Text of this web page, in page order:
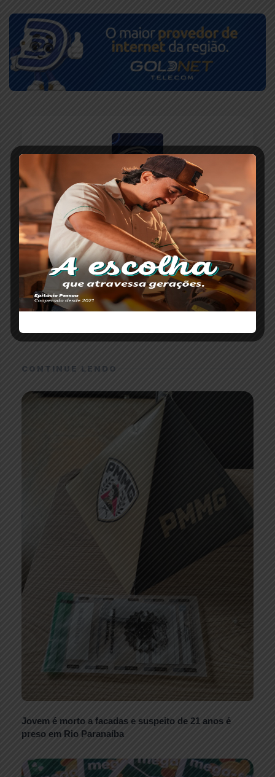
ESCRITO POR
Redação Paranaíba Agora
O portal Paranaíba Agora completa oito anos
levando informação com responsabilidade e
credibilidade para todo Alto Paranaíba.
CONTINUE LENDO
Jovem é morto a facadas e suspeito de 21 anos é
preso em Rio Paranaíba